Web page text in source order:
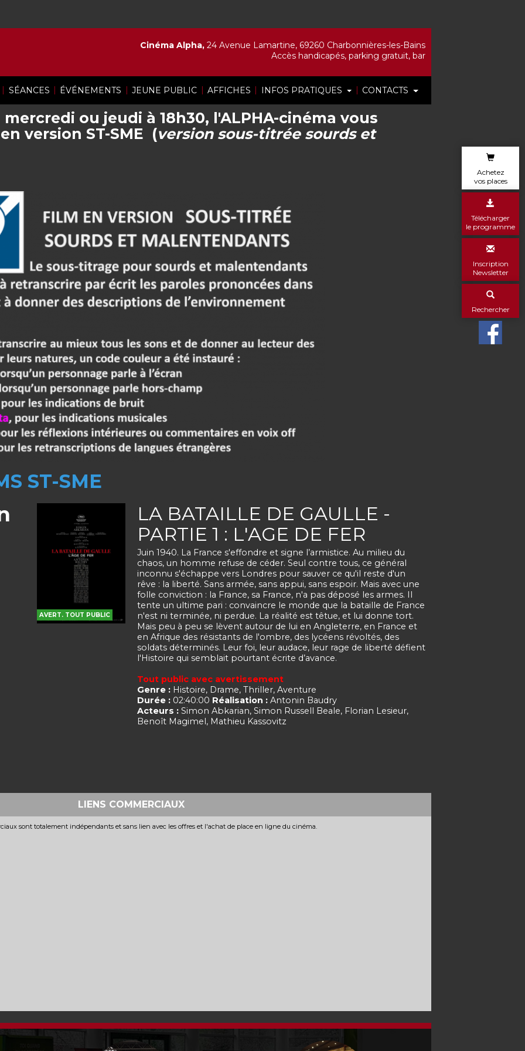
| SÉANCES | ÉVÉNEMENTS | JEUNE PUBLIC | AFFICHES | INFOS PRATIQUES | CONTACTS
Achetez
vos places
Télécharger
le programme
Inscription
Newsletter
Rechercher
Cinéma Alpha, 24 Avenue Lamartine, 69260 Charbonnières-les-Bains
Accès handicapés, parking gratuit, bar
ou jeudi à 18h30, l'ALPHA-cinéma vous
version ST-SME (version sous-titrée sourds et
ST-SME
AVERT. TOUT PUBLIC
LA BATAILLE DE GAULLE -
PARTIE 1 : L'AGE DE FER
Juin 1940. La France s'effondre et signe l’armistice. Au milieu du
chaos, un homme refuse de céder. Seul contre tous, ce général
inconnu s'échappe vers Londres pour sauver ce qu'il reste d'un
rêve : la liberté. Sans armée, sans appui, sans espoir. Mais avec une
folle conviction : la France, sa France, n'a pas déposé les armes. Il
tente un ultime pari : convaincre le monde que la bataille de France
n'est ni terminée, ni perdue. La réalité est têtue, et lui donne tort.
Mais peu à peu se lèvent autour de lui en Angleterre, en France et
en Afrique des résistants de l'ombre, des lycéens révoltés, des
soldats déterminés. Leur foi, leur audace, leur rage de liberté défient
l'Histoire qui semblait pourtant écrite d’avance.
Tout public avec avertissement
Genre :Histoire, Drame, Thriller, Aventure
Durée : 02:40:00 Réalisation : Antonin Baudry
Acteurs :Simon Abkarian, Simon Russell Beale, Florian Lesieur,
Benoît Magimel, Mathieu Kassovitz
LIENS COMMERCIAUX
sont totalement indépendants et sans lien avec les offres et l'achat de place en ligne du cinéma.